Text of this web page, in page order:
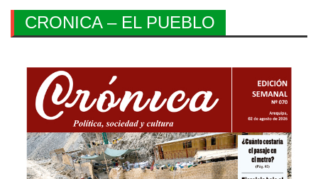
CRONICA – EL PUEBLO